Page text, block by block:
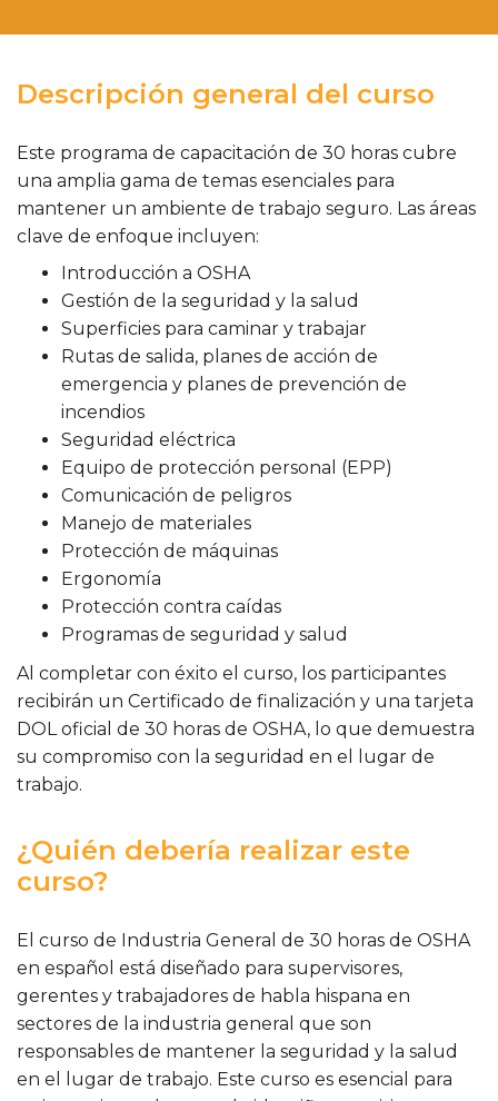
Descripción general del curso
Este programa de capacitación de 30 horas cubre
una amplia gama de temas esenciales para
mantener un ambiente de trabajo seguro. Las áreas
clave de enfoque incluyen:
Introducción a OSHA
Gestión de la seguridad y la salud
Superficies para caminar y trabajar
Rutas de salida, planes de acción de
emergencia y planes de prevención de
incendios
Seguridad eléctrica
Equipo de protección personal (EPP)
Comunicación de peligros
Manejo de materiales
Protección de máquinas
Ergonomía
Protección contra caídas
Programas de seguridad y salud
Al completar con éxito el curso, los participantes
recibirán un Certificado de finalización y una tarjeta
DOL oficial de 30 horas de OSHA, lo que demuestra
su compromiso con la seguridad en el lugar de
trabajo.
¿Quién debería realizar este
curso?
El curso de Industria General de 30 horas de OSHA
en español está diseñado para supervisores,
gerentes y trabajadores de habla hispana en
sectores de la industria general que son
responsables de mantener la seguridad y la salud
en el lugar de trabajo. Este curso es esencial para